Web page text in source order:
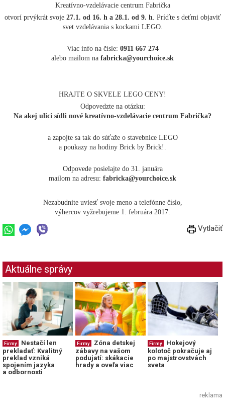
Kreatívno-vzdelávacie centrum Fabrička
otvorí prvýkrát svoje 27.1. od 16. h a 28.1. od 9. h. Príďte s deťmi objaviť
svet vzdelávania s kockami LEGO.
Viac info na čísle: 0911 667 274
alebo mailom na fabricka@yourchoice.sk
HRAJTE O SKVELE LEGO CENY!
Odpovedzte na otázku:
Na akej ulici sídli nové kreatívno-vzdelávacie centrum Fabrička?
a zapojte sa tak do súťaže o stavebnice LEGO
a poukazy na hodiny Brick by Brick!.
Odpovede posielajte do 31. januára
mailom na adresu: fabricka@yourchoice.sk
Nezabudnite uviesť svoje meno a telefónne číslo,
výhercov vyžrebujeme 1. februára 2017.
Vytlačiť
Aktuálne správy
Firmy
Nestačí len
prekladať: Kvalitný
preklad vzniká
spojením jazyka
a odbornosti
Firmy
Zóna detskej
zábavy na vašom
podujatí: skákacie
hrady a oveľa viac
Firmy
Hokejový
kolotoč pokračuje aj
po majstrovstvách
sveta
reklama